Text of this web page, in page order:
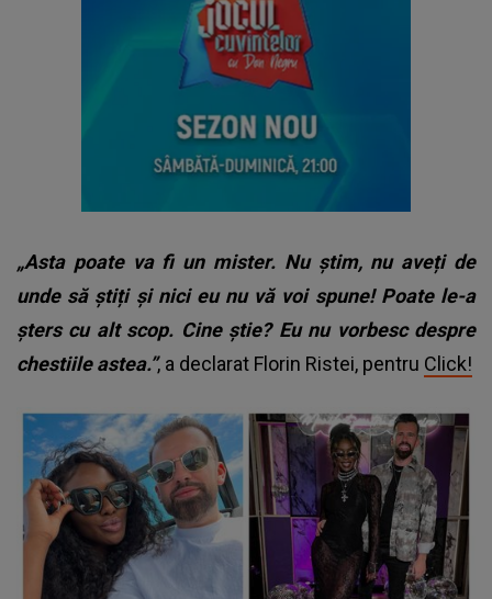
„Asta poate va fi un mister. Nu știm, nu aveți de
unde să știți și nici eu nu vă voi spune! Poate le-a
șters cu alt scop. Cine știe? Eu nu vorbesc despre
chestiile astea.”, a declarat Florin Ristei, pentru Click!